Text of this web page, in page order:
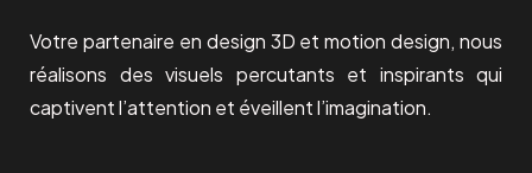
Votre partenaire en design 3D et motion design, nous
réalisons des visuels percutants et inspirants qui
captivent l’attention et éveillent l’imagination.